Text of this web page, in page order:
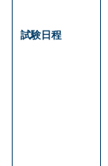
試験日程